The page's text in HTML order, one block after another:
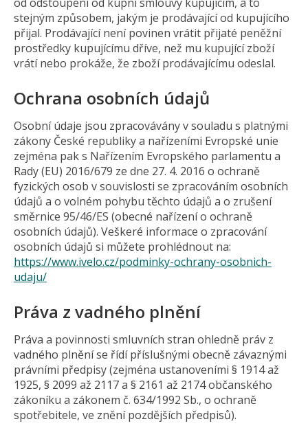
stejným způsobem, jakým je prodávající od kupujícího
přijal. Prodávající není povinen vrátit přijaté peněžní
prostředky kupujícímu dříve, než mu kupující zboží
vrátí nebo prokáže, že zboží prodávajícímu odeslal.
Ochrana osobních údajů
Osobní údaje jsou zpracovávány v souladu s platnými
zákony České republiky a nařízeními Evropské unie
zejména pak s Nařízením Evropského parlamentu a
Rady (EU) 2016/679 ze dne 27. 4. 2016 o ochraně
fyzických osob v souvislosti se zpracováním osobních
údajů a o volném pohybu těchto údajů a o zrušení
směrnice 95/46/ES (obecné nařízení o ochraně
osobních údajů). Veškeré informace o zpracování
osobních údajů si můžete prohlédnout na:
https://www.ivelo.cz/podminky-ochrany-osobnich-
udaju/
Práva z vadného plnění
Práva a povinnosti smluvních stran ohledně práv z
vadného plnění se řídí příslušnými obecně závaznými
právními předpisy (zejména ustanoveními § 1914 až
1925, § 2099 až 2117 a § 2161 až 2174 občanského
zákoníku a zákonem č. 634/1992 Sb., o ochraně
spotřebitele, ve znění pozdějších předpisů).